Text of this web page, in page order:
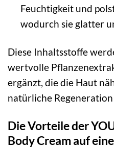
Feuchtigkeit und
wodurch sie glatter
Diese Inhaltsstoffe
wertvolle
ergänzt, die die Haut
natürliche
Die Vorteile der
Body Cream auf